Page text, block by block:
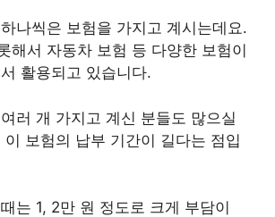
나씩은 보험을 가지고 계시는데요.
해서 자동차 보험 등 다양한 보험이
활용되고 있습니다.
러 개 가지고 계신 분들도 많으실
이 보험의 납부 기간이 길다는 점입
는 1, 2만 원 정도로 크게 부담이